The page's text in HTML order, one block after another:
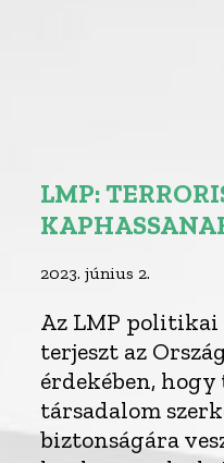
LMP:
2023. június 2.
Az LMP
terjeszt az
érdekében,
társadalom
biztonságára